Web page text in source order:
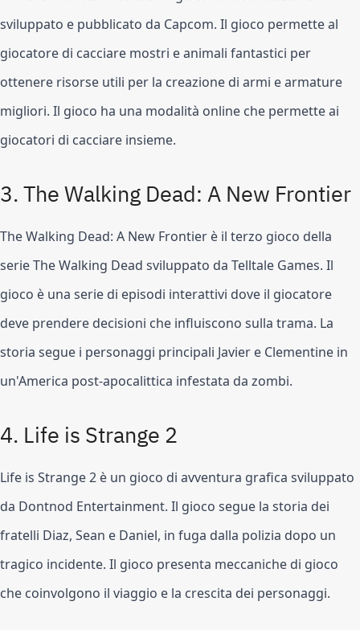
sviluppato e pubblicato da Capcom. Il gioco permette al
giocatore di cacciare mostri e animali fantastici per
ottenere risorse utili per la creazione di armi e armature
migliori. Il gioco ha una modalità online che permette ai
giocatori di cacciare insieme.
3. The Walking Dead: A New Frontier
The Walking Dead: A New Frontier è il terzo gioco della
serie The Walking Dead sviluppato da Telltale Games. Il
gioco è una serie di episodi interattivi dove il giocatore
deve prendere decisioni che influiscono sulla trama. La
storia segue i personaggi principali Javier e Clementine in
un'America post-apocalittica infestata da zombi.
4. Life is Strange 2
Life is Strange 2 è un gioco di avventura grafica sviluppato
da Dontnod Entertainment. Il gioco segue la storia dei
fratelli Diaz, Sean e Daniel, in fuga dalla polizia dopo un
tragico incidente. Il gioco presenta meccaniche di gioco
che coinvolgono il viaggio e la crescita dei personaggi.